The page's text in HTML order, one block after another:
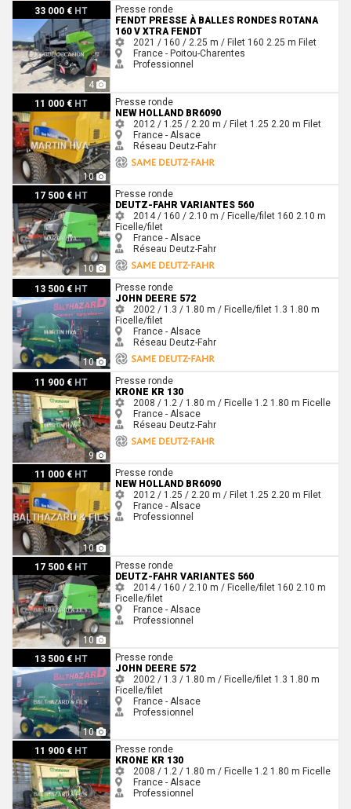
33 000 € HT
4
Fendt Presse à balles rondes ROTANA 160 V XTRA Fendt
Presse ronde
FENDT PRESSE À BALLES RONDES ROTANA
160 V XTRA FENDT
2021 / 160 / 2.25 m / Filet 160 2.25 m Filet
France - Poitou-Charentes
Professionnel
11 000 € HT
10
New Holland Br6090
Presse ronde
NEW HOLLAND BR6090
2012 / 1.25 / 2.20 m / Filet 1.25 2.20 m Filet
France - Alsace
Réseau Deutz-Fahr
17 500 € HT
10
Deutz-Fahr Variantes 560Presse ronde
DEUTZ-FAHR VARIANTES 560
2014 / 160 / 2.10 m / Ficelle/filet 160 2.10 m
Ficelle/filet
France - Alsace
Réseau Deutz-Fahr
13 500 € HT
10
John Deere 572
Presse ronde
JOHN DEERE 572
2002 / 1.3 / 1.80 m / Ficelle/filet 1.3 1.80 m
Ficelle/filet
France - Alsace
Réseau Deutz-Fahr
11 900 € HT
9
Krone KR 130
Presse ronde
KRONE KR 130
2008 / 1.2 / 1.80 m / Ficelle 1.2 1.80 m Ficelle
France - Alsace
Réseau Deutz-Fahr
11 000 € HT
10
New Holland Br6090
Presse ronde
NEW HOLLAND BR6090
2012 / 1.25 / 2.20 m / Filet 1.25 2.20 m Filet
France - Alsace
Professionnel
17 500 € HT
10
Deutz-Fahr Variantes 560Presse ronde
DEUTZ-FAHR VARIANTES 560
2014 / 160 / 2.10 m / Ficelle/filet 160 2.10 m
Ficelle/filet
France - Alsace
Professionnel
13 500 € HT
10
John Deere 572
Presse ronde
JOHN DEERE 572
2002 / 1.3 / 1.80 m / Ficelle/filet 1.3 1.80 m
Ficelle/filet
France - Alsace
Professionnel
11 900 € HT
Krone KR 130
Presse ronde
KRONE KR 130
2008 / 1.2 / 1.80 m / Ficelle 1.2 1.80 m Ficelle
France - Alsace
Professionnel